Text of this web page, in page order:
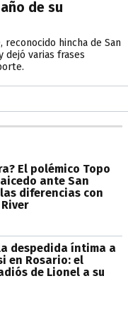
de su
hincha de San
varias frases
El polémico Topo
ante San
diferencias con
despedida íntima a
en Rosario: el
de Lionel a su